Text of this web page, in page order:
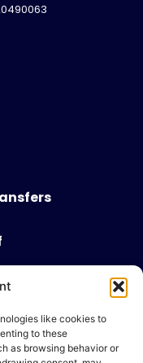
like cookies to
to these
as browsing behavior or